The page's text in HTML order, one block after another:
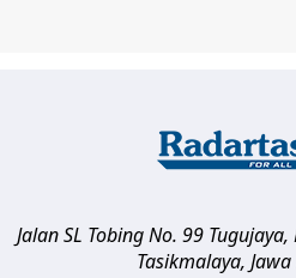
Jalan SL Tobing No. 99
Tasikmalaya,